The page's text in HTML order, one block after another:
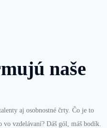
naše
aj osobnostné črty. Čo je to
vo vzdelávaní? Dáš gól, máš bodík.